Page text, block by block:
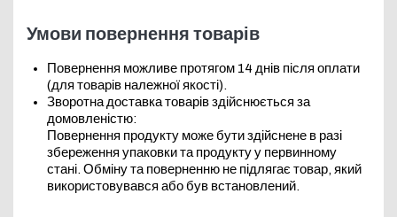
Умови повернення товарів
Повернення можливе протягом 14 днів після оплати
(для товарів належної якості).
Зворотна доставка товарів здійснюється за
домовленістю:
Повернення продукту може бути здійснене в разі
збереження упаковки та продукту у первинному
стані. Обміну та поверненню не підлягає товар, який
використовувався або був встановлений.